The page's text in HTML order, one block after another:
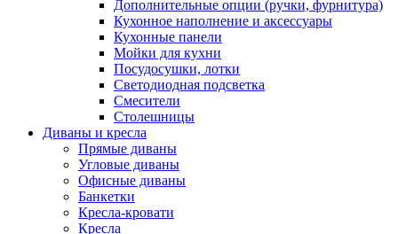
Дополнительные опции (ручки, фурнитура)
Кухонное наполнение и аксессуары
Кухонные панели
Мойки для кухни
Посудосушки, лотки
Светодиодная подсветка
Смесители
Столешницы
Диваны и кресла
Прямые диваны
Угловые диваны
Офисные диваны
Банкетки
Кресла-кровати
Кресла